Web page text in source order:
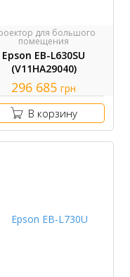
для большого
помещения
Epson EB-L630SU
(V11HA29040)
296 685 грн
В корзину